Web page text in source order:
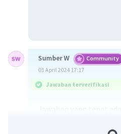
Sumber W Community
03 April 2024 17:17
Jawaban terverifikasi